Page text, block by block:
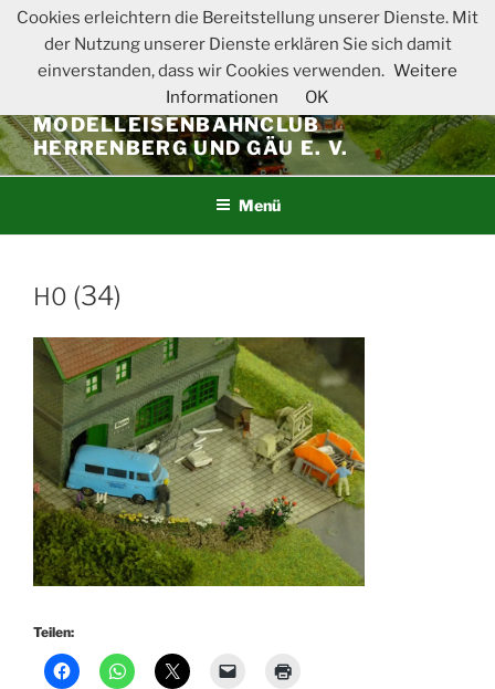
Zum
springen
MODELLEISENBAHNCLUB
HERRENBERG UND GÄU E. V.
Menü
H0 (34)
Teilen:
Cookies erleichtern die Bereitstellung unserer Dienste. Mit
der Nutzung unserer Dienste erklären Sie sich damit
einverstanden, dass wir Cookies verwenden. Weitere
Informationen
OK